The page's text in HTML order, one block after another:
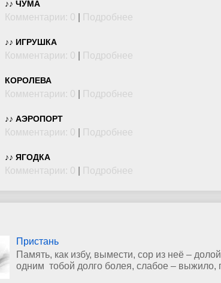
♪♪ ЧУМА
Комментарии: 0 Подробнее
♪♪ ИГРУШКА
Комментарии: 0 Подробнее
КОРОЛЕВА
Комментарии: 0 Подробнее
♪♪ АЭРОПОРТ
Комментарии: 0 Подробнее
♪♪ ЯГОДКА
Комментарии: 0 Подробнее
Пристань
Память, как избу, вымести, сор из неё –
одним тобой долго болея, слабое – выжило,